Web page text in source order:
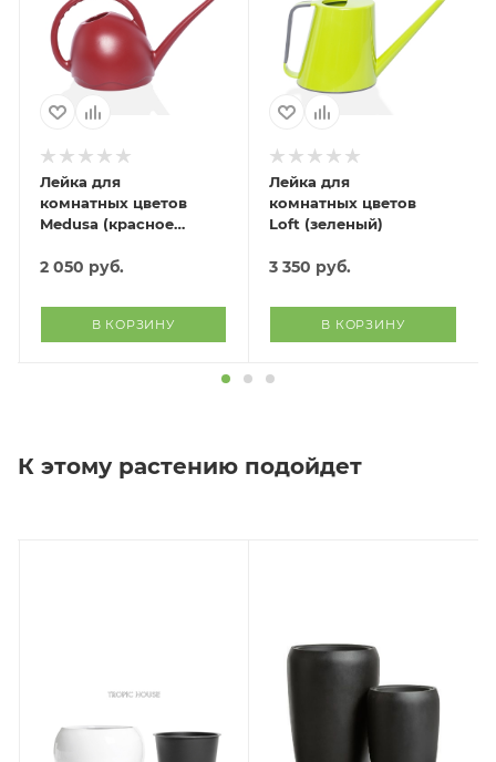
Лейка для
комнатных цветов
Medusa (красное
2 050 руб.
В КОРЗИНУ
Лейка для
комнатных цветов
Loft (зеленый)
3 350 руб.
В КОРЗИНУ
К этому растению подойдет